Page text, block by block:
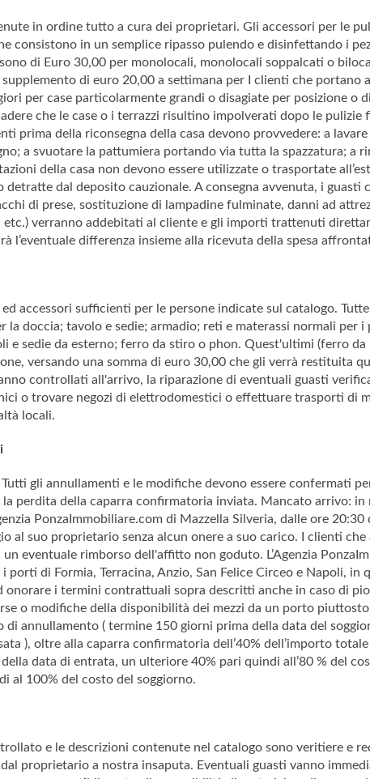
in ordine tutto a cura dei proprietari. Gli accessori per le
consistono in un semplice ripasso pulendo e disinfettando i
di Euro 30,00 per monolocali, monolocali soppalcati o
di euro 20,00 a settimana per I clienti che
per case particolarmente grandi o disagiate per posizione o
che le case o i terrazzi risultino impolverati dopo le
prima della riconsegna della casa devono provvedere: a
a svuotare la pattumiera portando via tutta la spazzatura; a
della casa non devono essere utilizzate o trasportate
detratte dal deposito cauzionale. A consegna avvenuta, i
di prese, sostituzione di lampadine fulminate, danni ad
verranno addebitati al cliente e gli importi trattenuti
l’eventuale differenza insieme alla ricevuta della spesa
accessori sufficienti per le persone indicate sul catalogo.
la doccia; tavolo e sedie; armadio; reti e materassi normali per
e sedie da esterno; ferro da stiro o phon. Quest'ultimi (ferro
versando una somma di euro 30,00 che gli verrà restituita
controllati all'arrivo, la riparazione di eventuali guasti
o trovare negozi di elettrodomestici o effettuare trasporti di
locali.
gli annullamenti e le modifiche devono essere confermati
perdita della caparra confirmatoria inviata. Mancato arrivo:
PonzaImmobiliare.com di Mazzella Silveria, dalle ore
al suo proprietario senza alcun onere a suo carico. I clienti
eventuale rimborso dell'affitto non goduto. L’Agenzia
porti di Formia, Terracina, Anzio, San Felice Circeo e Napoli,
onorare i termini contrattuali sopra descritti anche in caso di
o modifiche della disponibilità dei mezzi da un porto
di annullamento ( termine 150 giorni prima della data del
), oltre alla caparra confirmatoria dell’40% dell’importo
data di entrata, un ulteriore 40% pari quindi all’80 % del
al 100% del costo del soggiorno.
e le descrizioni contenute nel catalogo sono veritiere e
proprietario a nostra insaputa. Eventuali guasti vanno